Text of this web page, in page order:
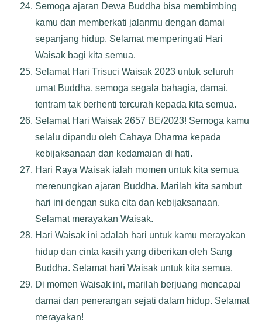
Semoga ajaran Dewa Buddha bisa membimbing
kamu dan memberkati jalanmu dengan damai
sepanjang hidup. Selamat memperingati Hari
Waisak bagi kita semua.
Selamat Hari Trisuci Waisak 2023 untuk seluruh
umat Buddha, semoga segala bahagia, damai,
tentram tak berhenti tercurah kepada kita semua.
Selamat Hari Waisak 2657 BE/2023! Semoga kamu
selalu dipandu oleh Cahaya Dharma kepada
kebijaksanaan dan kedamaian di hati.
Hari Raya Waisak ialah momen untuk kita semua
merenungkan ajaran Buddha. Marilah kita sambut
hari ini dengan suka cita dan kebijaksanaan.
Selamat merayakan Waisak.
Hari Waisak ini adalah hari untuk kamu merayakan
hidup dan cinta kasih yang diberikan oleh Sang
Buddha. Selamat hari Waisak untuk kita semua.
Di momen Waisak ini, marilah berjuang mencapai
damai dan penerangan sejati dalam hidup. Selamat
merayakan!